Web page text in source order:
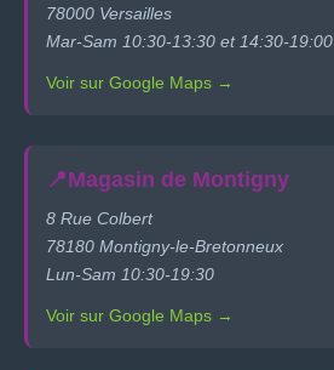
78000 Versailles
Mar-Sam 10:30-13:30 et 14:30-19:00
Voir sur Google Maps →
📍Magasin de Montigny
8 Rue Colbert
78180 Montigny-le-Bretonneux
Lun-Sam 10:30-19:30
Voir sur Google Maps →